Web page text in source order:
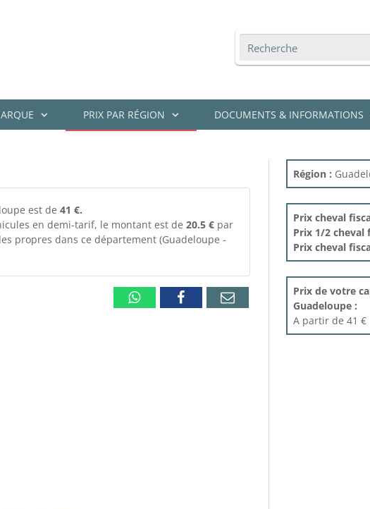
PRIX PAR RÉGION DOCUMENTS & INFORMATIONS
est de 41 €.
en demi-tarif, le montant est de 20.5 € par
propres dans ce département (Guadeloupe -
WhatsappFacebookEmail
Région :
Prix cheval
Prix 1/2 cheval
Prix cheval
Prix de votre
Guadeloupe :
A partir de 41 €